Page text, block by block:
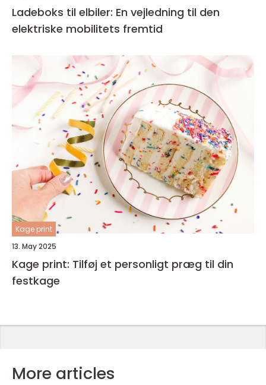
Ladeboks til elbiler: En vejledning til den
elektriske mobilitets fremtid
Kage print
13. May 2025
Kage print: Tilføj et personligt præg til din
festkage
More articles